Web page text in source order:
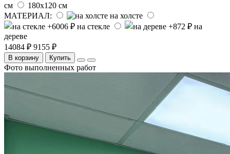
см
180х120 см
МАТЕРИАЛ:
на холсте
на стекле
на
дереве
14084 ₽ 9155 ₽
В корзину Купить
Фото выполненных работ